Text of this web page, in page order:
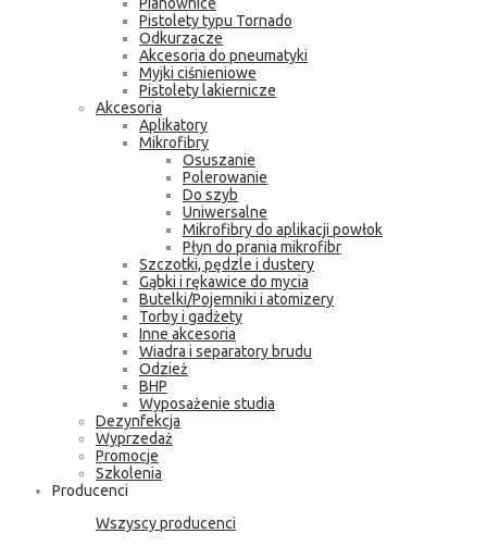
Pistolety typu Tornado
Odkurzacze
Akcesoria do pneumatyki
Myjki ciśnieniowe
Pistolety lakiernicze
Akcesoria
Aplikatory
Mikrofibry
Osuszanie
Polerowanie
Do szyb
Uniwersalne
Mikrofibry do aplikacji powłok
Płyn do prania mikrofibr
Szczotki, pędzle i dustery
Gąbki i rękawice do mycia
Butelki/Pojemniki i atomizery
Torby i gadżety
Inne akcesoria
Wiadra i separatory brudu
Odzież
BHP
Wyposażenie studia
Dezynfekcja
Wyprzedaż
Promocje
Szkolenia
Producenci
Wszyscy producenci